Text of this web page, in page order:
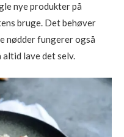
nye produkter på
bruge. Det behøver
nødder fungerer også
lave det selv.